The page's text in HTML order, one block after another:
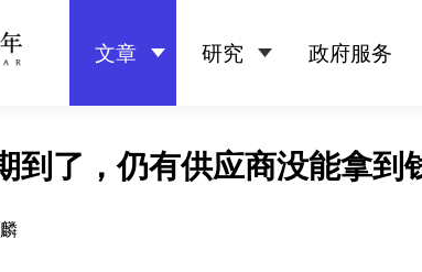
文章 研究 政府服务
到了，仍有供应商没能拿到